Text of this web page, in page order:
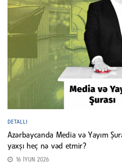
DETALLI
Azərbaycanda Media və Yayım
yaxşı heç nə vəd etmir?
16 İYUN 2026